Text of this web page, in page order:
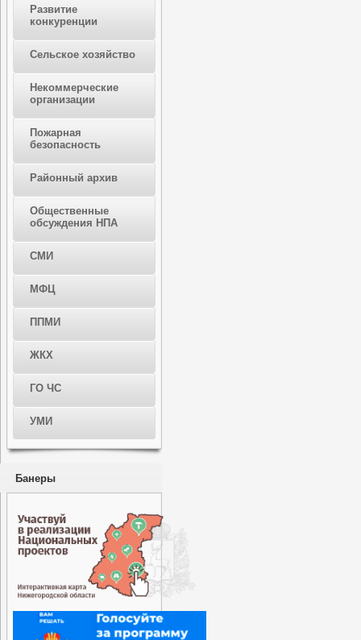
Развитие
конкуренции
Сельское хозяйство
Некоммерческие
организации
Пожарная
безопасность
Районный архив
Общественные
обсуждения НПА
СМИ
МФЦ
ППМИ
ЖКХ
ГО ЧС
УМИ
Банеры